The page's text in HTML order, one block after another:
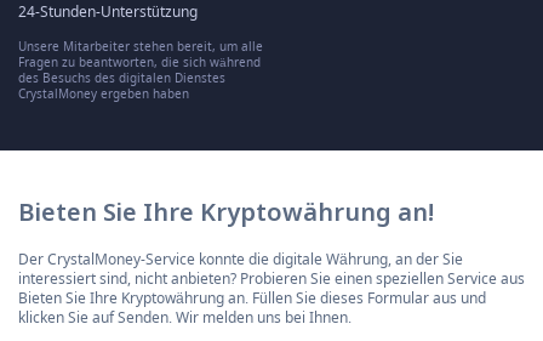
24-Stunden-Unterstützung
Unsere Mitarbeiter stehen bereit, um alle
Fragen zu beantworten, die sich während
des Besuchs des digitalen Dienstes
CrystalMoney ergeben haben
Bieten Sie Ihre Kryptowährung an!
Der CrystalMoney-Service konnte die digitale Währung, an der Sie
interessiert sind, nicht anbieten? Probieren Sie einen speziellen Service aus
Bieten Sie Ihre Kryptowährung an. Füllen Sie dieses Formular aus und
klicken Sie auf Senden. Wir melden uns bei Ihnen.